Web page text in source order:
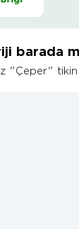
barada
"Çeper"